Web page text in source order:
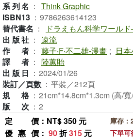
系列名 ： Think Graphic
ISBN13 ： 9786263614123
替代書名 ：
ドラえもん科学ワール
出版社 ： 遠流
作者 ： 藤子‧F‧不二雄-漫畫 ; 日
譯者 ： 陸蕙貽
出版日 ： 2024/01/26
裝訂／頁數 ： 平裝／212頁
規格 ： 21cm*14.8cm*1.3cm (高/寬
版次 ： 2
定價 ：NT$ 350 元
優惠價 ： 90折315 元
庫存：
下單可